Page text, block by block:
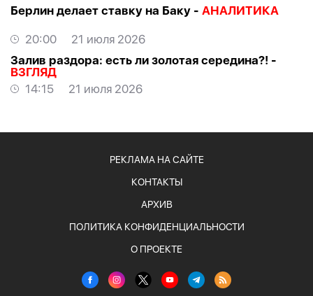
Берлин делает ставку на Баку - АНАЛИТИКА
20:00
21 июля 2026
Залив раздора: есть ли золотая середина?! -
ВЗГЛЯД
14:15
21 июля 2026
РЕКЛАМА НА САЙТЕ
КОНТАКТЫ
АРХИВ
ПОЛИТИКА КОНФИДЕНЦИАЛЬНОСТИ
О ПРОЕКТЕ